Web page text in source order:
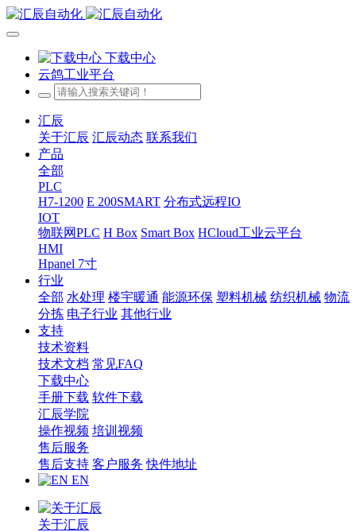
下载中心
云鸽工业平台
汇辰
关于汇辰 汇辰动态 联系我们
产品
全部
PLC
H7-1200 E 200SMART 分布式远程IO
IOT
物联网PLC H Box Smart Box HCloud工业云平台
HMI
Hpanel 7寸
行业
全部 水处理 楼宇暖通 能源环保 塑料机械 纺织机械 物流
分拣 电子行业 其他行业
支持
技术资料
技术文档 常见FAQ
下载中心
手册下载 软件下载
汇辰学院
操作视频 培训视频
售后服务
售后支持 客户服务 快件地址
EN
关于汇辰